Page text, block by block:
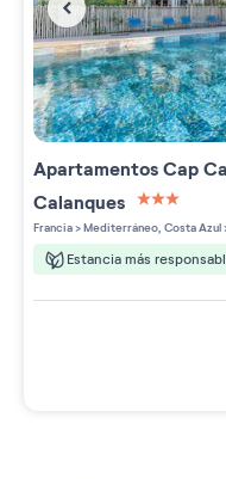
ApartamentosCap
Calanques
3 étoiles
Francia>Mediterráneo, Costa Azul
Estancia más